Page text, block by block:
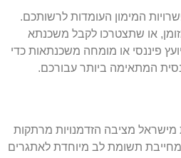
המימון העומדות לרשותכם.
או שתצטרכו לקבל משכנתא
פיננסי או מומחה משכנתאות כדי
המתאימה ביותר עבורכם.
מציבה הזדמנויות מרתקות
תשומת לב מיוחדת לאתגרים